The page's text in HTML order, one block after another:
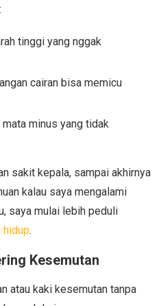
tinggi yang nggak
cairan bisa memicu
minus yang tidak
sakit kepala, sampai akhirnya
kalau saya mengalami
saya mulai lebih peduli
hidup.
Kesemutan
atau kaki kesemutan tanpa